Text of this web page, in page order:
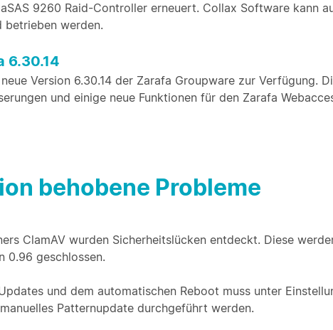
9260 Raid-Controller erneuert. Collax Software kann
betrieben werden.
6.30.14
Version 6.30.14 der Zarafa Groupware zur Verfügung.
und einige neue Funktionen für den Zarafa
behobene Probleme
ClamAV wurden Sicherheitslücken entdeckt. Diese
0.96 geschlossen.
und dem automatischen Reboot muss unter
Patternupdate durchgeführt werden.